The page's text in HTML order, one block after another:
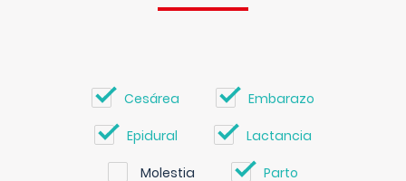
Cesárea Embarazo
Epidural Lactancia
Molestia Parto